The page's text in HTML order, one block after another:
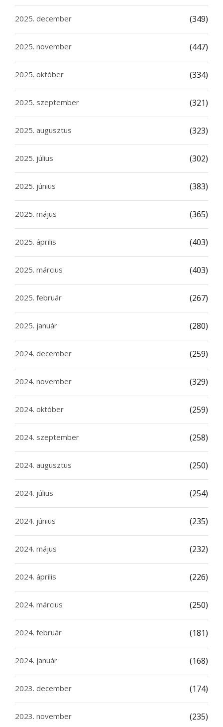
2025. december (349)
2025. november (447)
2025. október (334)
2025. szeptember (321)
2025. augusztus (323)
2025. július (302)
2025. június (383)
2025. május (365)
2025. április (403)
2025. március (403)
2025. február (267)
2025. január (280)
2024. december (259)
2024. november (329)
2024. október (259)
2024. szeptember (258)
2024. augusztus (250)
2024. július (254)
2024. június (235)
2024. május (232)
2024. április (226)
2024. március (250)
2024. február (181)
2024. január (168)
2023. december (174)
2023. november (235)